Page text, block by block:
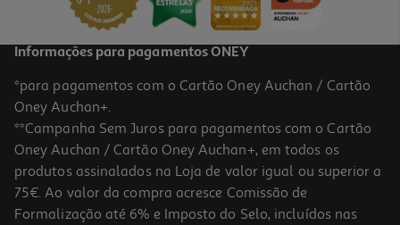
Informações para pagamentos ONEY
*para pagamentos com o Cartão Oney Auchan / Cartão
Oney Auchan+.
**Campanha Sem Juros para pagamentos com o Cartão
Oney Auchan / Cartão Oney Auchan+, em todos os
produtos assinalados na Loja de valor igual ou superior a
75€. Ao valor da compra acresce Comissão de
Formalização até 6% e Imposto do Selo, incluídos nas